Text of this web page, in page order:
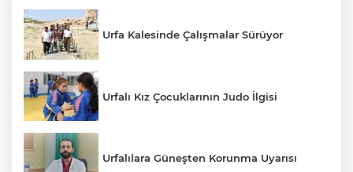
Urfa Kalesinde Çalışmalar Sürüyor
Urfalı Kız Çocuklarının Judo İlgisi
Urfalılara Güneşten Korunma Uyarısı